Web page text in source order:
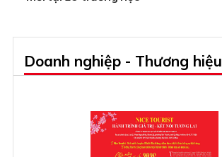
Doanh nghiệp - Thương hiệu